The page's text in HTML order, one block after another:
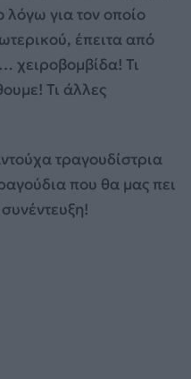
λόγω για τον οποίο
έπειτα από
χειροβομβίδα! Τι
Τι άλλες
τραγουδίστρια
που θα μας πει